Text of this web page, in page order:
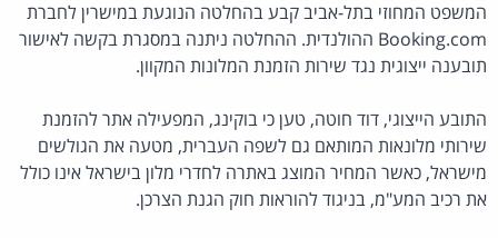
המשפט המחוזי בתל-אביב קבע בהחלטה הנוגעת במישרין לחברת
Booking.com ההולנדית.
ההחלטה ניתנה במסגרת בקשה לאישור
תובענה ייצוגית נגד שירות הזמנת המלונות המקוון.
התובע הייצוגי, דוד חוטה, טען כי בוקינג, המפעילה אתר להזמנת
שירותי מלונאות המותאם גם לשפה העברית, מטעה את הגולשים
מישראל, כאשר המחיר המוצג באתרה לחדרי מלון בישראל אינו כולל
את רכיב המע"מ, בניגוד להוראות חוק הגנת הצרכן.